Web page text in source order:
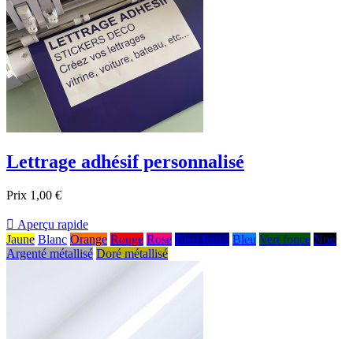
Lettrage adhésif personnalisé
Prix 1,00 €
 Aperçu rapide
Jaune Blanc Orange Rouge Rose Bleu foncé Bleu Vert fonce Noir
Argenté métallisé Doré métallisé